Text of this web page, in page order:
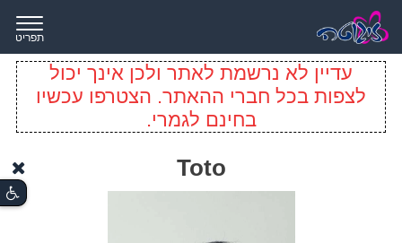
תפריט
עדיין לא נרשמת לאתר ולכן אינך יכול
לצפות בכל חברי ההאתר. הצטרפו עכשיו
בחינם לגמרי.
Toto